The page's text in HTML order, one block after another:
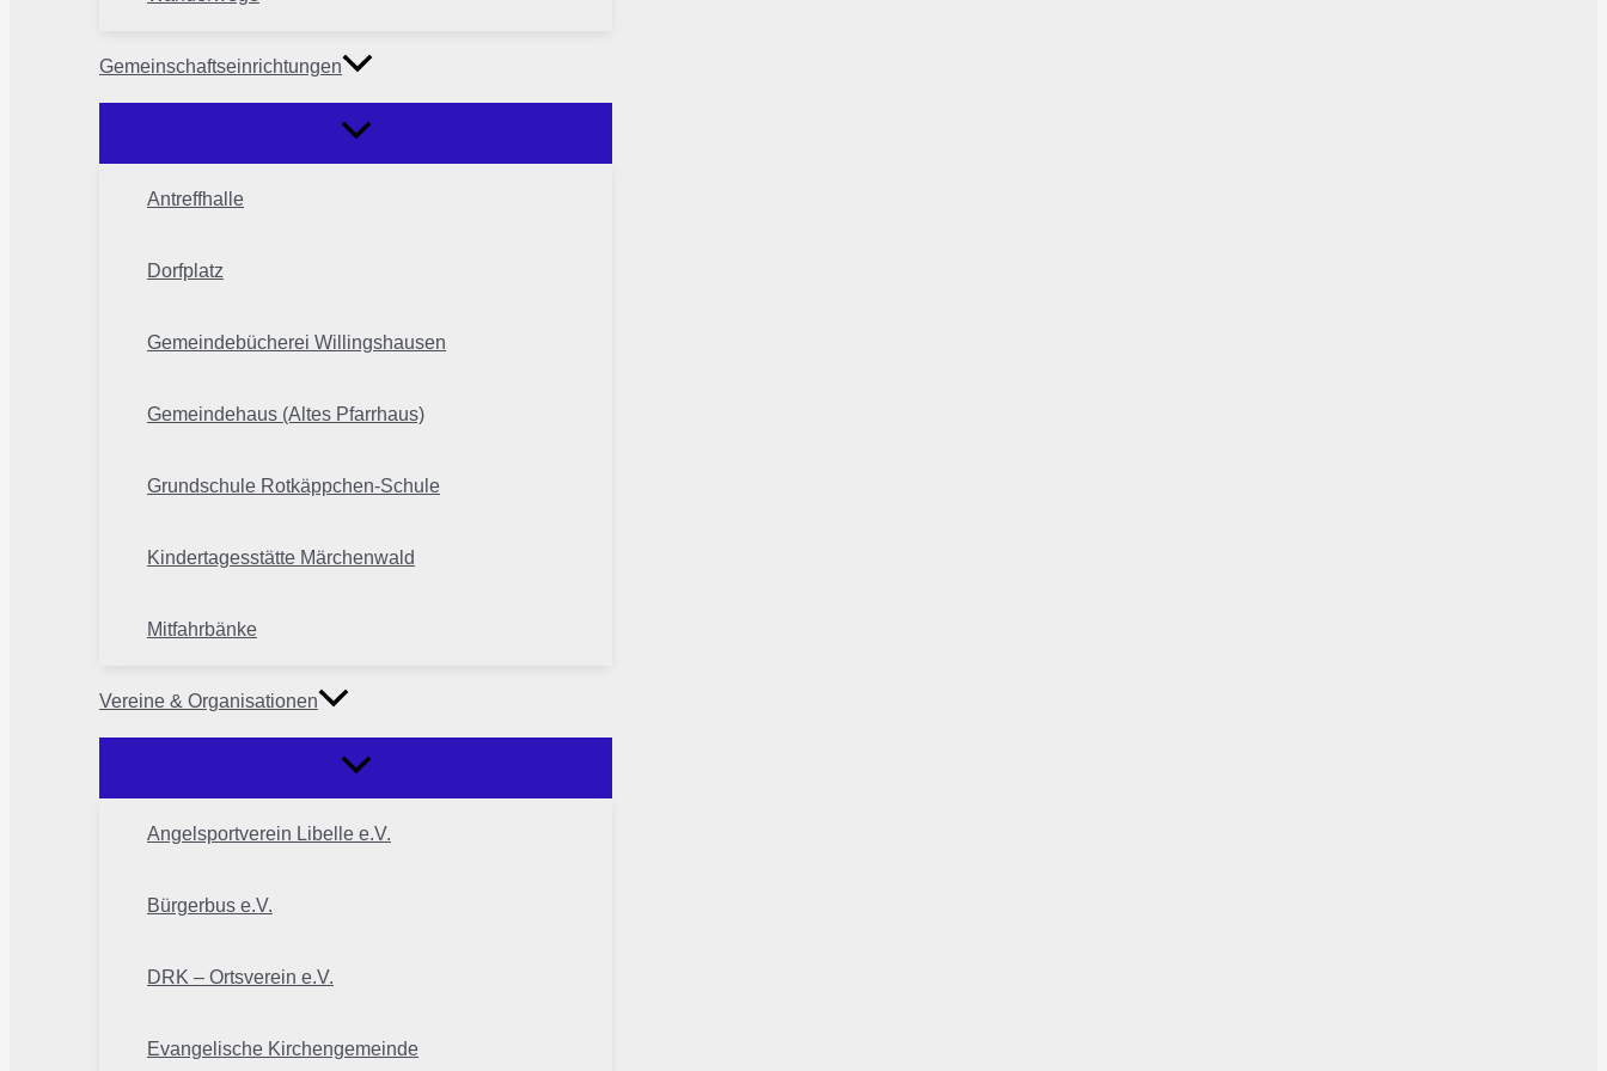
Gemeinschaftseinrichtungen
Antreffhalle
Dorfplatz
Gemeindebücherei Willingshausen
Gemeindehaus (Altes Pfarrhaus)
Grundschule Rotkäppchen-Schule
Kindertagesstätte Märchenwald
Mitfahrbänke
Vereine & Organisationen
Angelsportverein Libelle e.V.
Bürgerbus e.V.
DRK – Ortsverein e.V.
Evangelische Kirchengemeinde